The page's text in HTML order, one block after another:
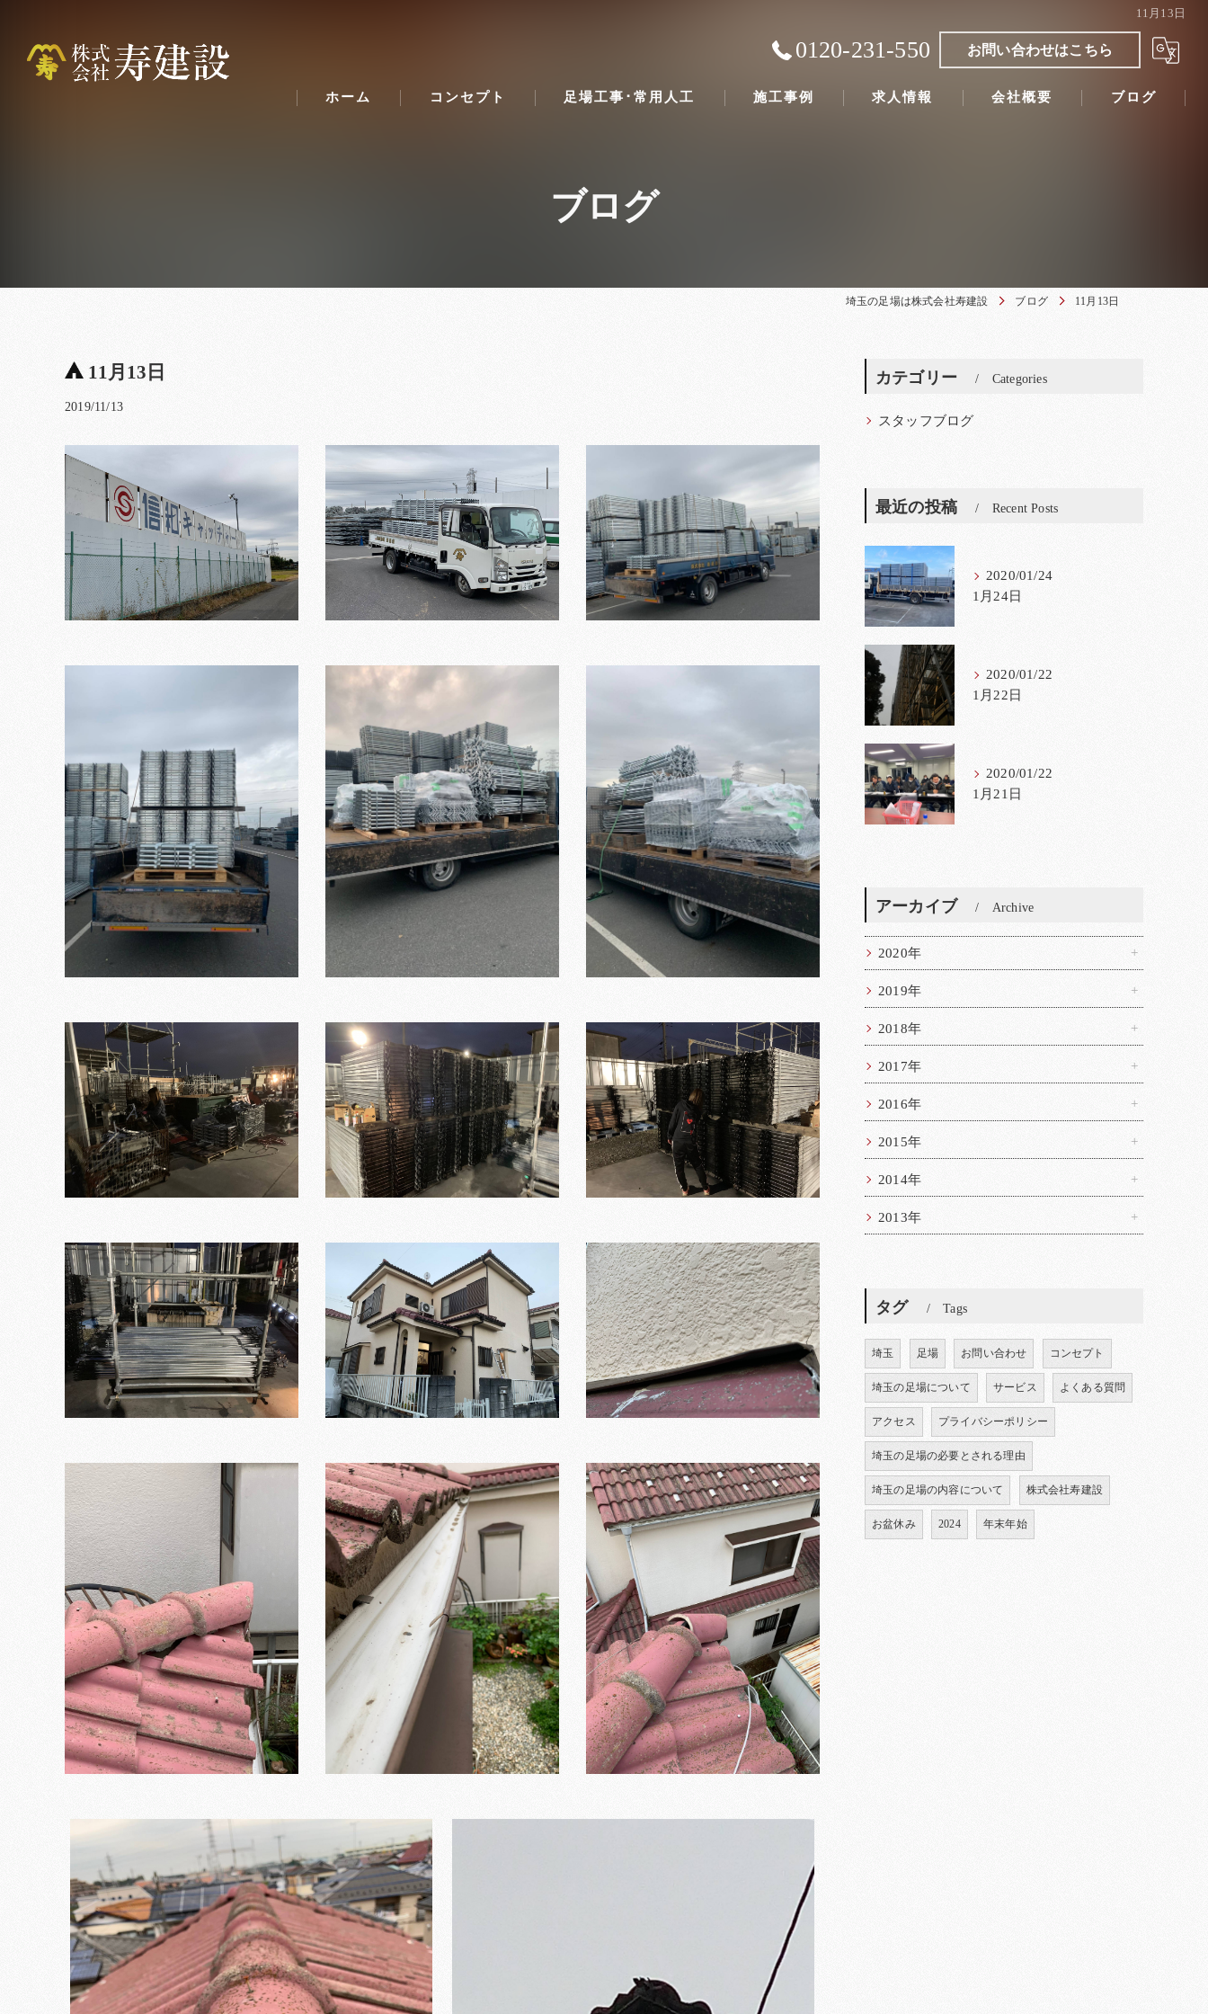
11月13日
0120-231-550 お問い合わせはこちら
ホーム コンセプト 足場工事･常用人工 施工事例 求人情報 会社概要 ブログ
ブログ
埼玉の足場は株式会社寿建設 ブログ 11月13日
11月13日
2019/11/13
カテゴリー Categories
スタッフブログ
最近の投稿 Recent Posts
2020/01/24
1月24日
2020/01/22
1月22日
2020/01/22
1月21日
アーカイブ Archive
2020年
2019年
2018年
2017年
2016年
2015年
2014年
2013年
タグ Tags
埼玉 足場 お問い合わせ コンセプト
埼玉の足場について サービス よくある質問
アクセス プライバシーポリシー
埼玉の足場の必要とされる理由
埼玉の足場の内容について 株式会社寿建設
お盆休み 2024 年末年始